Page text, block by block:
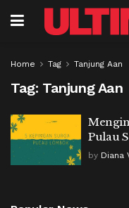
Home Tag Tanjung Aan
Tag: Tanjung Aan
Pulau
by Diana